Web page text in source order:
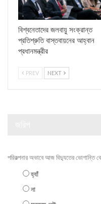
বিশ্বনেতাদের জলবায়ু সংক্রান্ত
প্রতিশ্রুতি বাস্তবায়নের আহ্বান
প্রধানমন্ত্রীর
PREV NEXT
পরিকল্পনার অভাবে আজ বিদ্যুতের ভোগান্তি
হ্যাঁ
না